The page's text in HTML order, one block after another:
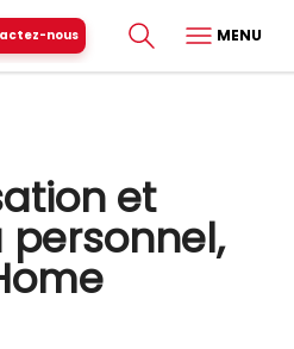
nous MENU
et